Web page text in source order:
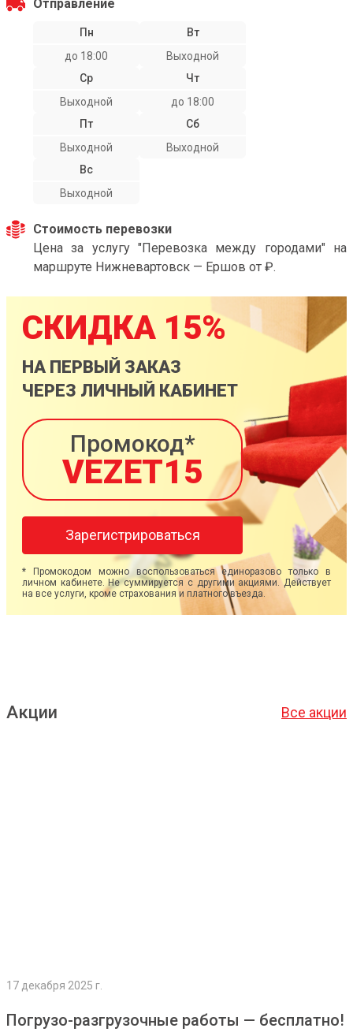
Отправление
Пн
до 18:00
Вт
Выходной
Ср
Выходной
Чт
до 18:00
Пт
Выходной
Сб
Выходной
Вс
Выходной
Стоимость перевозки
Цена за услугу "Перевозка между городами" на
маршруте Нижневартовск — Ершов от ₽.
СКИДКА 15%
НА ПЕРВЫЙ ЗАКАЗ
ЧЕРЕЗ ЛИЧНЫЙ КАБИНЕТ
Промокод*
VEZET15
Зарегистрироваться
* Промокодом можно воспользоваться единоразово только в
личном кабинете. Не суммируется с другими акциями. Действует
на все услуги, кроме страхования и платного въезда.
Акции Все акции
17 декабря 2025 г.
Погрузо-разгрузочные работы — бесплатно!